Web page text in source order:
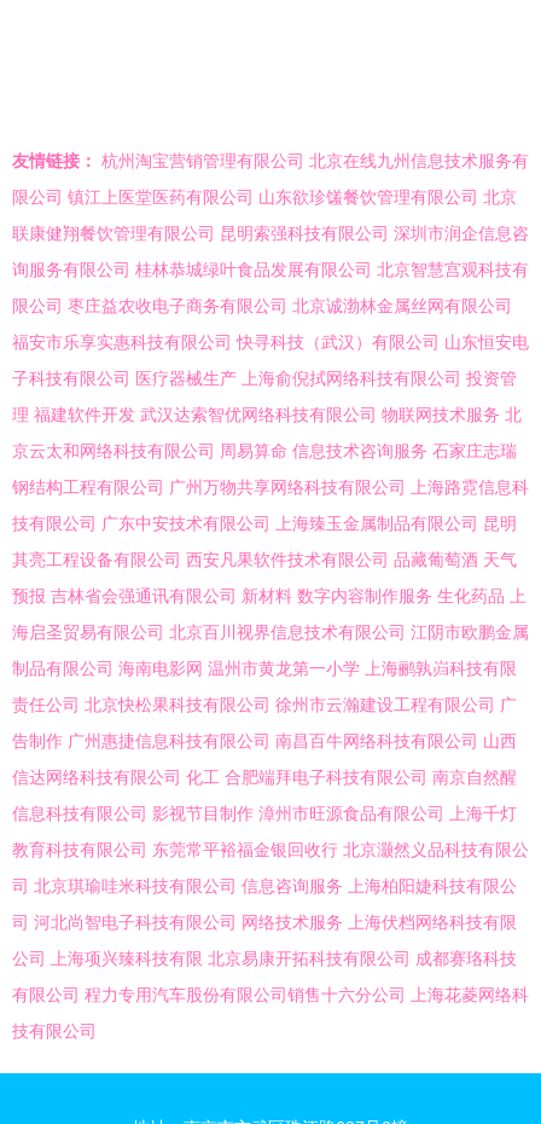
友情链接： 杭州淘宝营销管理有限公司 北京在线九州信息技术服务有
限公司 镇江上医堂医药有限公司 山东欲珍馐餐饮管理有限公司 北京
联康健翔餐饮管理有限公司 昆明索强科技有限公司 深圳市润企信息咨
询服务有限公司 桂林恭城绿叶食品发展有限公司 北京智慧宫观科技有
限公司 枣庄益农收电子商务有限公司 北京诚渤林金属丝网有限公司
福安市乐享实惠科技有限公司 快寻科技（武汉）有限公司 山东恒安电
子科技有限公司 医疗器械生产 上海俞倪拭网络科技有限公司 投资管
理 福建软件开发 武汉达索智优网络科技有限公司 物联网技术服务 北
京云太和网络科技有限公司
周易算命 信息技术咨询服务 石家庄志瑞
钢结构工程有限公司 广州万物共享网络科技有限公司
上海路霓信息科
技有限公司 广东中安技术有限公司 上海臻玉金属制品有限公司 昆明
其亮工程设备有限公司 西安凡果软件技术有限公司 品藏葡萄酒 天气
预报 吉林省会强通讯有限公司 新材料 数字内容制作服务 生化药品
上
海启圣贸易有限公司 北京百川视界信息技术有限公司 江阴市欧鹏金属
制品有限公司 海南电影网 温州市黄龙第一小学
上海鹂孰岿科技有限
责任公司 北京快松果科技有限公司 徐州市云瀚建设工程有限公司 广
告制作 广州惠捷信息科技有限公司 南昌百牛网络科技有限公司 山西
信达网络科技有限公司 化工 合肥端拜电子科技有限公司 南京自然醒
信息科技有限公司 影视节目制作 漳州市旺源食品有限公司
上海千灯
教育科技有限公司 东莞常平裕福金银回收行 北京灏然义品科技有限公
司 北京琪瑜哇米科技有限公司 信息咨询服务
上海柏阳婕科技有限公
司 河北尚智电子科技有限公司 网络技术服务
上海伏档网络科技有限
公司
上海项兴臻科技有限 北京易康开拓科技有限公司 成都赛珞科技
有限公司 程力专用汽车股份有限公司销售十六分公司
上海花菱网络科
技有限公司